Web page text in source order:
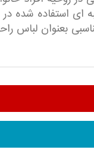
ای استفاده شده
بعنوان لباس